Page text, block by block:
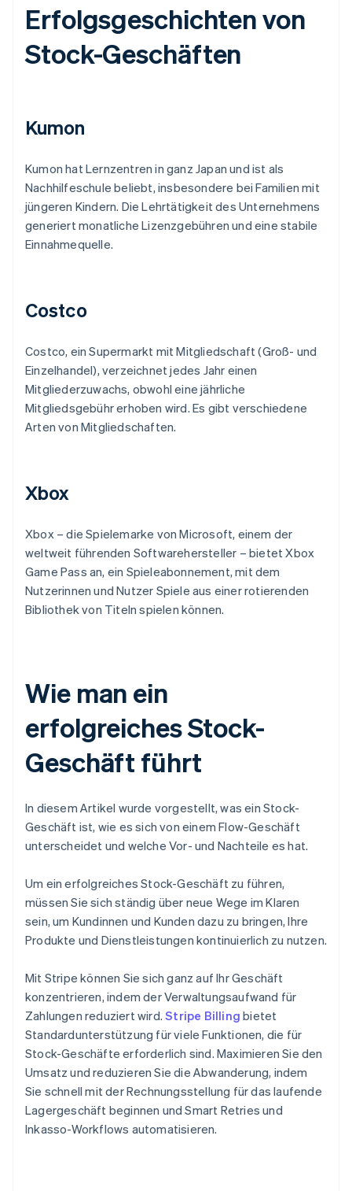
Erfolgsgeschichten von
Stock-Geschäften
Kumon
Kumon hat Lernzentren in ganz Japan und ist als
Nachhilfeschule beliebt, insbesondere bei Familien mit
jüngeren Kindern. Die Lehrtätigkeit des Unternehmens
generiert monatliche Lizenzgebühren und eine stabile
Einnahmequelle.
Costco
Costco, ein Supermarkt mit Mitgliedschaft (Groß- und
Einzelhandel), verzeichnet jedes Jahr einen
Mitgliederzuwachs, obwohl eine jährliche
Mitgliedsgebühr erhoben wird. Es gibt verschiedene
Arten von Mitgliedschaften.
Xbox
Xbox – die Spielemarke von Microsoft, einem der
weltweit führenden Softwarehersteller – bietet Xbox
Game Pass an, ein Spieleabonnement, mit dem
Nutzerinnen und Nutzer Spiele aus einer rotierenden
Bibliothek von Titeln spielen können.
Wie man ein
erfolgreiches Stock-
Geschäft führt
In diesem Artikel wurde vorgestellt, was ein Stock-
Geschäft ist, wie es sich von einem Flow-Geschäft
unterscheidet und welche Vor- und Nachteile es hat.
Um ein erfolgreiches Stock-Geschäft zu führen,
müssen Sie sich ständig über neue Wege im Klaren
sein, um Kundinnen und Kunden dazu zu bringen, Ihre
Produkte und Dienstleistungen kontinuierlich zu nutzen.
Mit Stripe können Sie sich ganz auf Ihr Geschäft
konzentrieren, indem der Verwaltungsaufwand für
Zahlungen reduziert wird.Stripe Billing bietet
Standardunterstützung für viele Funktionen, die für
Stock-Geschäfte erforderlich sind. Maximieren Sie den
Umsatz und reduzieren Sie die Abwanderung, indem
Sie schnell mit der Rechnungsstellung für das laufende
Lagergeschäft beginnen und Smart Retries und
Inkasso-Workflows automatisieren.